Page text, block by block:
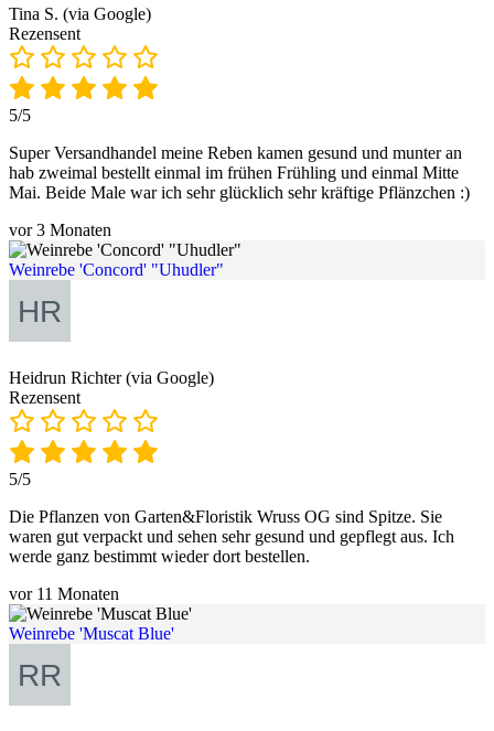
Tina S. (via Google)
Rezensent
5/5
Super Versandhandel meine Reben kamen gesund und munter an
hab zweimal bestellt einmal im frühen Frühling und einmal Mitte
Mai. Beide Male war ich sehr glücklich sehr kräftige Pflänzchen :)
vor 3 Monaten
Weinrebe 'Concord' "Uhudler"
Heidrun Richter (via Google)
Rezensent
5/5
Die Pflanzen von Garten&Floristik Wruss OG sind Spitze. Sie
waren gut verpackt und sehen sehr gesund und gepflegt aus. Ich
werde ganz bestimmt wieder dort bestellen.
vor 11 Monaten
Weinrebe 'Muscat Blue'